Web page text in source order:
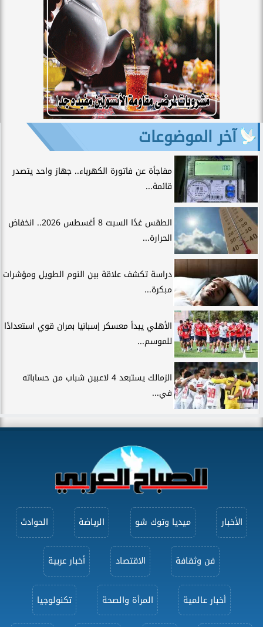
آخر الموضوعات
مفاجأة عن فاتورة الكهرباء.. جهاز واحد يتصدر
قائمة...
الطقس غدًا السبت 8 أغسطس 2026.. انخفاض
الحرارة...
دراسة تكشف علاقة بين النوم الطويل ومؤشرات
مبكرة...
الأهلي يبدأ معسكر إسبانيا بمران قوي استعدادًا
للموسم...
الزمالك يستبعد 4 لاعبين شباب من حساباته
في...
الأخبار ميديا وتوك شو الرياضة الحوادث
فن وثقافة الاقتصاد أخبار عربية
أخبار عالمية المرأة والصحة تكنولوجيا